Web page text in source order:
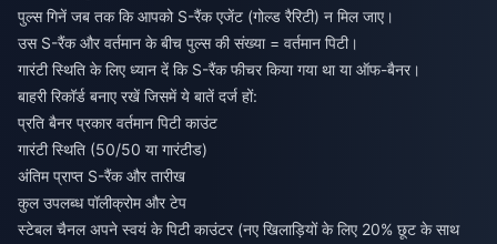
पुल्स गिनें जब तक कि आपको S-रैंक एजेंट (गोल्ड रैरिटी) न मिल जाए।
उस S-रैंक और वर्तमान के बीच पुल्स की संख्या = वर्तमान पिटी।
गारंटी स्थिति के लिए ध्यान दें कि S-रैंक फीचर किया गया था या ऑफ-बैनर।
बाहरी रिकॉर्ड बनाए रखें जिसमें ये बातें दर्ज हों:
प्रति बैनर प्रकार वर्तमान पिटी काउंट
गारंटी स्थिति (50/50 या गारंटीड)
अंतिम प्राप्त S-रैंक और तारीख
कुल उपलब्ध पॉलीक्रोम और टेप
स्टेबल चैनल अपने स्वयं के पिटी काउंटर (नए खिलाड़ियों के लिए 20% छूट के साथ